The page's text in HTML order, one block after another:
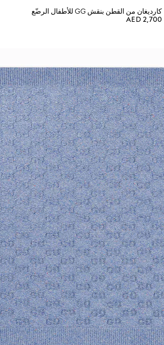
كارديغان من القطن بنقش GG للأطفال الرضّع
AED 2,700